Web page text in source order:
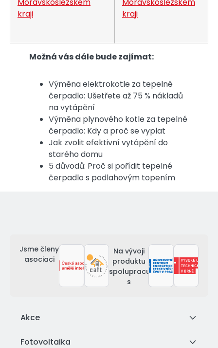
kraji
kraji
Možná vás dále bude zajímat:
Výměna elektrokotle za tepelné
čerpadlo: Ušetřete až 75 % nákladů
na vytápění
Výměna plynového kotle za tepelné
čerpadlo: Kdy a proč se vyplat
Jak zvolit efektivní vytápění do
starého domu
5 důvodů: Proč si pořídit tepelné
čerpadlo s podlahovým topením
Jsme členy
asociaci
Na vývoji
produktu
spolupracujeme
s
Akce
Fotovoltaika